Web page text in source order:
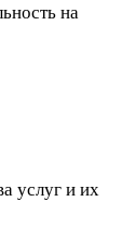
на
услуг и их